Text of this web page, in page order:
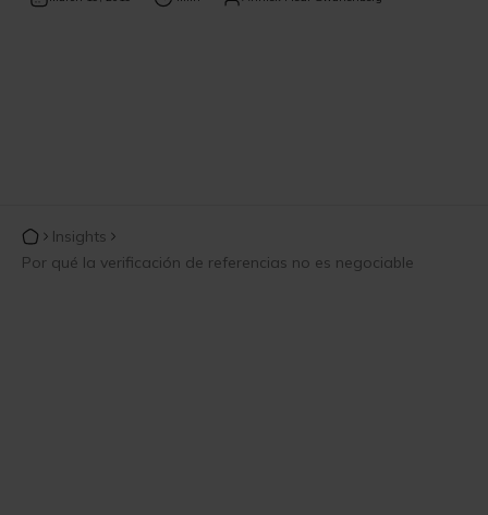
Insights
Por qué la verificación de referencias no es negociable